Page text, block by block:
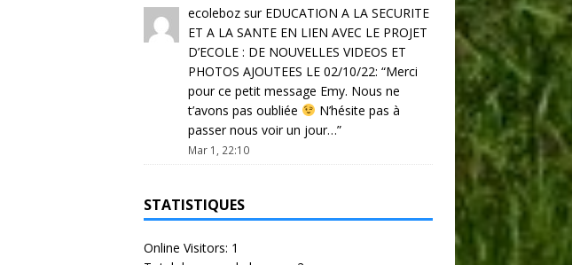
ecolebozsur EDUCATION A LA SECURITE
ET A LA SANTE EN LIEN AVEC LE PROJET
D’ECOLE : DE NOUVELLES VIDEOS ET
PHOTOS AJOUTEES LE 02/10/22: “Merci
pour ce petit message Emy. Nous ne
t’avons pas oubliée
N’hésite pas à
passer nous voir un jour…”
Mar 1, 22:10
STATISTIQUES
Online Visitors: 1